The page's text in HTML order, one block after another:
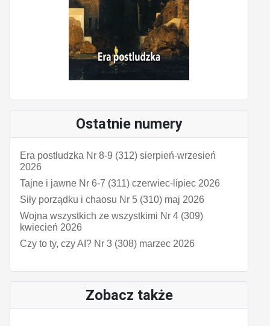
Ostatnie numery
Era postludzka Nr 8-9 (312) sierpień-wrzesień
2026
Tajne i jawne Nr 6-7 (311) czerwiec-lipiec 2026
Siły porządku i chaosu Nr 5 (310) maj 2026
Wojna wszystkich ze wszystkimi Nr 4 (309)
kwiecień 2026
Czy to ty, czy AI? Nr 3 (308) marzec 2026
Zobacz także